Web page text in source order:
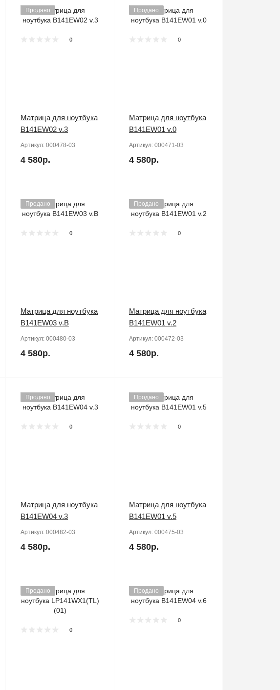
Продано
0
Матрица для ноутбука
B141EW02 v.3
Артикул: 000478-03
4 580р.
Продано
0
Матрица для ноутбука
B141EW01 v.0
Артикул: 000471-03
4 580р.
Продано
0
Матрица для ноутбука
B141EW03 v.B
Артикул: 000480-03
4 580р.
Продано
0
Матрица для ноутбука
B141EW01 v.2
Артикул: 000472-03
4 580р.
Продано
0
Матрица для ноутбука
B141EW04 v.3
Артикул: 000482-03
4 580р.
Продано
0
Матрица для ноутбука
B141EW01 v.5
Артикул: 000475-03
4 580р.
Продано
0
Продано
0